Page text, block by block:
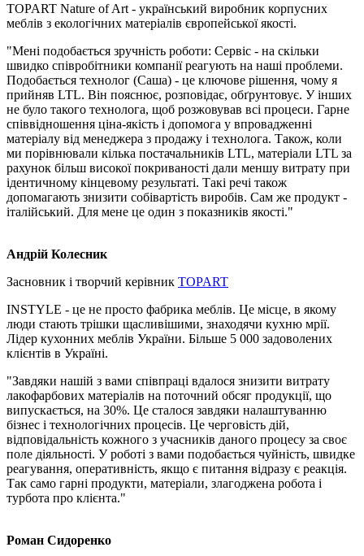
TOPART Nature of Art - український виробник корпусних
меблів з екологічних матеріалів європейської якості.
"Мені подобається зручність роботи: Сервіс - на скільки
швидко співробітники компанії реагують на наші проблеми.
Подобається технолог (Саша) - це ключове рішення, чому я
прийняв LTL. Він пояснює, розповідає, обґрунтовує. У інших
не було такого технолога, щоб розжовував всі процеси. Гарне
співвідношення ціна-якість і допомога у впровадженні
матеріалу від менеджера з продажу і технолога. Також, коли
ми порівнювали кілька постачальників LTL, матеріали LTL за
рахунок більш високої покриваності дали меншу витрату при
ідентичному кінцевому результаті. Такі речі також
допомагають знизити собівартість виробів. Сам же продукт -
італійський. Для мене це один з показників якості."
Андрій Колесник
Засновник і творчий керівник TOPART
INSTYLE - це не просто фабрика меблів. Це місце, в якому
люди стають трішки щасливішими, знаходячи кухню мрії.
Лідер кухонних меблів України. Більше 5 000 задоволених
клієнтів в Україні.
"Завдяки нашій з вами співпраці вдалося знизити витрату
лакофарбових матеріалів на поточний обсяг продукції, що
випускається, на 30%. Це сталося завдяки налаштуванню
бізнес і технологічних процесів. Це черговість дій,
відповідальність кожного з учасників даного процесу за своє
поле діяльності. У роботі з вами подобається чуйність, швидке
реагування, оперативність, якщо є питання відразу є реакція.
Так само гарні продукти, матеріали, злагоджена робота і
турбота про клієнта."
Роман Сидоренко